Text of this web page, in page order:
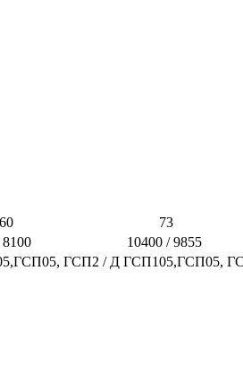
73
10400 / 9855
ГСП2 / Д ГСП105,ГСП05,